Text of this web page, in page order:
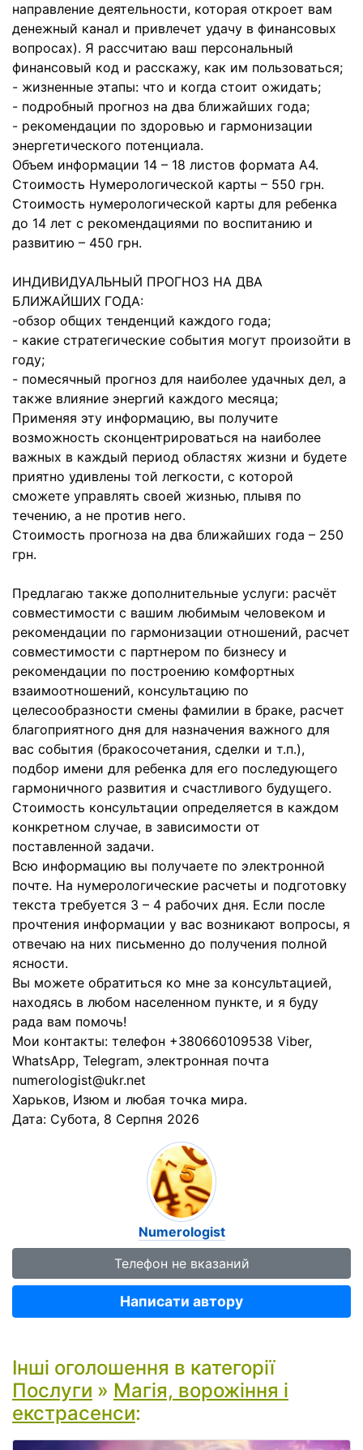
направление деятельности, которая откроет вам
денежный канал и привлечет удачу в финансовых
вопросах). Я рассчитаю ваш персональный
финансовый код и расскажу, как им пользоваться;
- жизненные этапы: что и когда стоит ожидать;
- подробный прогноз на два ближайших года;
- рекомендации по здоровью и гармонизации
энергетического потенциала.
Объем информации 14 – 18 листов формата А4.
Стоимость Нумерологической карты – 550 грн.
Стоимость нумерологической карты для ребенка
до 14 лет с рекомендациями по воспитанию и
развитию – 450 грн.
ИНДИВИДУАЛЬНЫЙ ПРОГНОЗ НА ДВА
БЛИЖАЙШИХ ГОДА:
-обзор общих тенденций каждого года;
- какие стратегические события могут произойти в
году;
- помесячный прогноз для наиболее удачных дел, а
также влияние энергий каждого месяца;
Применяя эту информацию, вы получите
возможность сконцентрироваться на наиболее
важных в каждый период областях жизни и будете
приятно удивлены той легкости, с которой
сможете управлять своей жизнью, плывя по
течению, а не против него.
Стоимость прогноза на два ближайших года – 250
грн.
Предлагаю также дополнительные услуги: расчёт
совместимости с вашим любимым человеком и
рекомендации по гармонизации отношений, расчет
совместимости с партнером по бизнесу и
рекомендации по построению комфортных
взаимоотношений, консультацию по
целесообразности смены фамилии в браке, расчет
благоприятного дня для назначения важного для
вас события (бракосочетания, сделки и т.п.),
подбор имени для ребенка для его последующего
гармоничного развития и счастливого будущего.
Стоимость консультации определяется в каждом
конкретном случае, в зависимости от
поставленной задачи.
Всю информацию вы получаете по электронной
почте. На нумерологические расчеты и подготовку
текста требуется 3 – 4 рабочих дня. Если после
прочтения информации у вас возникают вопросы, я
отвечаю на них письменно до получения полной
ясности.
Вы можете обратиться ко мне за консультацией,
находясь в любом населенном пункте, и я буду
рада вам помочь!
Мои контакты: телефон +380660109538 Viber,
WhatsApp, Telegram, электронная почта
numerologist@ukr.net
Харьков, Изюм и любая точка мира.
Дата: Субота, 8 Серпня 2026
Numerologist
Телефон не вказаний
Написати автору
Інші оголошення в категорії
Послуги » Магія, ворожіння і
екстрасенси: